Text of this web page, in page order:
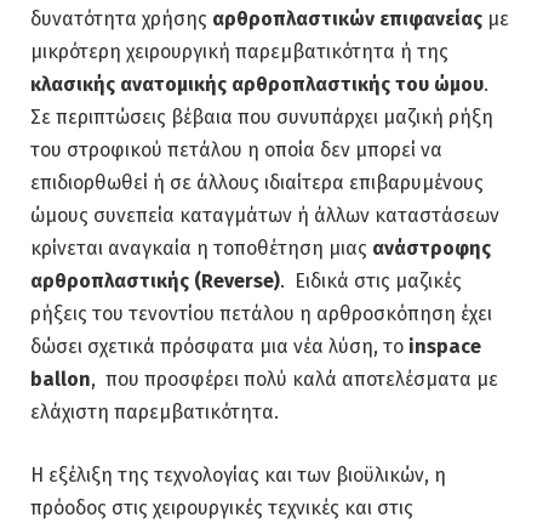
δυνατότητα χρήσης αρθροπλαστικών επιφανείας με
μικρότερη χειρουργική παρεμβατικότητα ή της
κλασικής ανατομικής αρθροπλαστικής του ώμου.
Σε περιπτώσεις βέβαια που συνυπάρχει μαζική ρήξη
του στροφικού πετάλου η οποία δεν μπορεί να
επιδιορθωθεί ή σε άλλους ιδιαίτερα επιβαρυμένους
ώμους συνεπεία καταγμάτων ή άλλων καταστάσεων
κρίνεται αναγκαία η τοποθέτηση μιας ανάστροφης
αρθροπλαστικής (Reverse). Ειδικά στις μαζικές
ρήξεις του τενοντίου πετάλου η αρθροσκόπηση έχει
δώσει σχετικά πρόσφατα μια νέα λύση, το inspace
ballon, που προσφέρει πολύ καλά αποτελέσματα με
ελάχιστη παρεμβατικότητα.
Η εξέλιξη της τεχνολογίας και των βιοϋλικών, η
πρόοδος στις χειρουργικές τεχνικές και στις